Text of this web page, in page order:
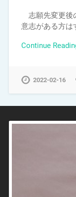
志願先変更後
意志がある方は
Continue
2022-02-16